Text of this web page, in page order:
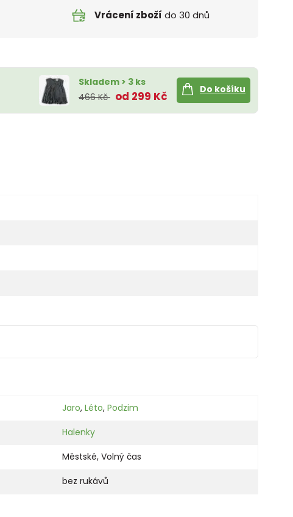
Vrácení zboží do 30 dnů
Skladem > 3 ks
466 Kč od 299 Kč
Do košíku
Jaro, Léto, Podzim
Halenky
Městské, Volný čas
bez rukávů